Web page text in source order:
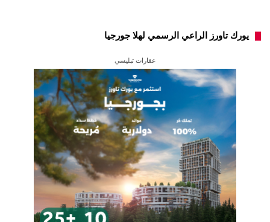
يورك تاورز الراعي الرسمي لهلا جورجيا
عقارات تبليسي